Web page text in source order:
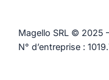
Magello SRL © 2025
N° d’entreprise :